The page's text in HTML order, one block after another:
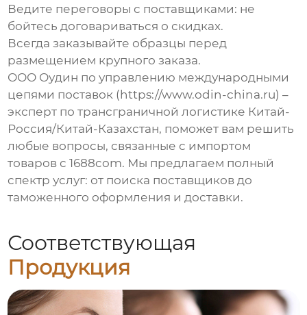
Ведите переговоры с поставщиками: не
бойтесь договариваться о скидках.
Всегда заказывайте образцы перед
размещением крупного заказа.
ООО Оудин по управлению международными
цепями поставок (https://www.odin-china.ru) –
эксперт по трансграничной логистике Китай-
Россия/Китай-Казахстан, поможет вам решить
любые вопросы, связанные с импортом
товаров с1688com. Мы предлагаем полный
спектр услуг: от поиска поставщиков до
таможенного оформления и доставки.
Соответствующая
Продукция